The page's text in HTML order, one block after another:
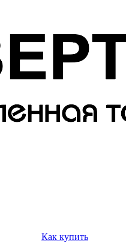
Как купить